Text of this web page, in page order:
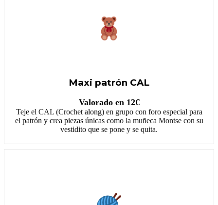
Maxi patrón CAL
Valorado en 12€
Teje el CAL (Crochet along) en grupo con foro especial para
el patrón y crea piezas únicas como la muñeca Montse con su
vestidito que se pone y se quita.